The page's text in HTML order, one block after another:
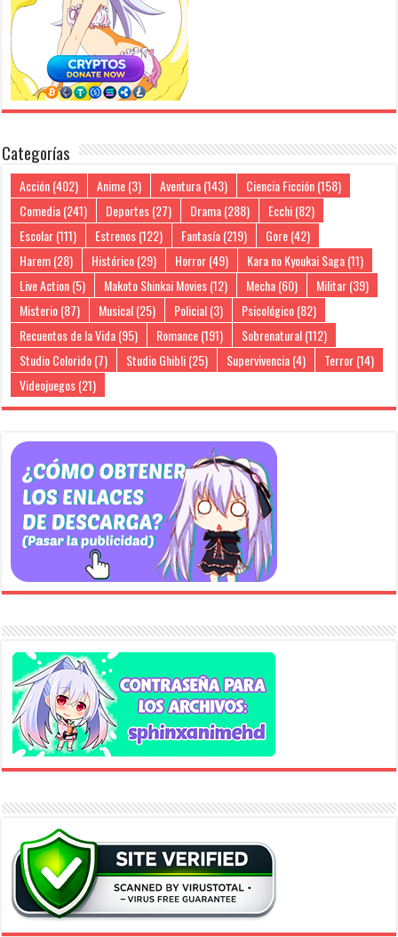
Categorías
Acción(402) Anime(3) Aventura(143) Ciencia Ficción(158)
Comedia(241) Deportes(27) Drama(288) Ecchi(82)
Escolar(111) Estrenos(122) Fantasía(219) Gore(42)
Harem(28) Histórico(29) Horror(49) Kara no Kyoukai Saga(11)
Live Action(5) Makoto Shinkai Movies(12) Mecha(60) Militar(39)
Misterio(87) Musical(25) Policial(3) Psicológico(82)
Recuentos de la Vida(95) Romance(191) Sobrenatural(112)
Studio Colorido(7) Studio Ghibli(25) Supervivencia(4) Terror(14)
Videojuegos(21)